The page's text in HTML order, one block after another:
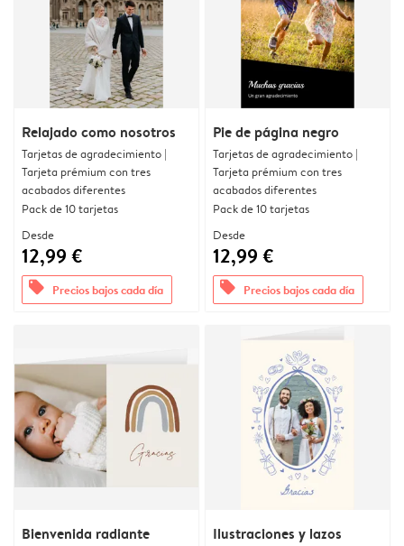
Relajado como nosotros
Tarjetas de agradecimiento |
Tarjeta prémium con tres
acabados diferentes
Pack de 10 tarjetas
Desde
12,99 €
offers Precios bajos cada día
Pie de página negro
Tarjetas de agradecimiento |
Tarjeta prémium con tres
acabados diferentes
Pack de 10 tarjetas
Desde
12,99 €
offers Precios bajos cada día
Bienvenida radiante Ilustraciones y lazos